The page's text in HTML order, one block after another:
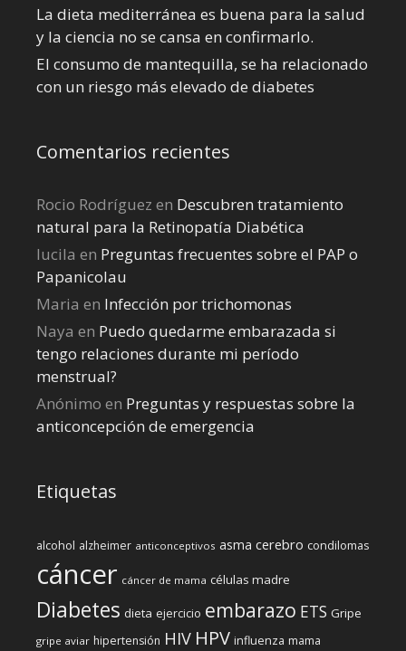
La dieta mediterránea es buena para la salud
y la ciencia no se cansa en confirmarlo.
El consumo de mantequilla, se ha relacionado
con un riesgo más elevado de diabetes
Comentarios recientes
Rocio Rodríguez en Descubren tratamiento
natural para la Retinopatía Diabética
lucila en Preguntas frecuentes sobre el PAP o
Papanicolau
Maria en Infección por trichomonas
Naya en Puedo quedarme embarazada si
tengo relaciones durante mi perí­odo
menstrual?
Anónimo en Preguntas y respuestas sobre la
anticoncepción de emergencia
Etiquetas
alcohol alzheimer anticonceptivos asma cerebro condilomas
cáncer cáncer de mama células madre
Diabetes dieta ejercicio embarazo ETS Gripe
gripe aviar hipertensión HIV HPV influenza mama